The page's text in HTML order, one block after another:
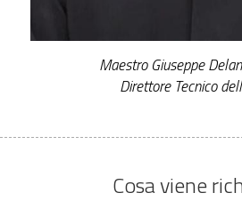
Maestro Giuseppe
Direttore Tecnico
Cosa viene